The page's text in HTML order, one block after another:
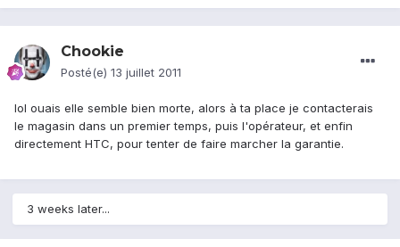
Chookie
Posté(e) 13 juillet 2011
lol ouais elle semble bien morte, alors à ta place je contacterais
le magasin dans un premier temps, puis l'opérateur, et enfin
directement HTC, pour tenter de faire marcher la garantie.
3 weeks later...